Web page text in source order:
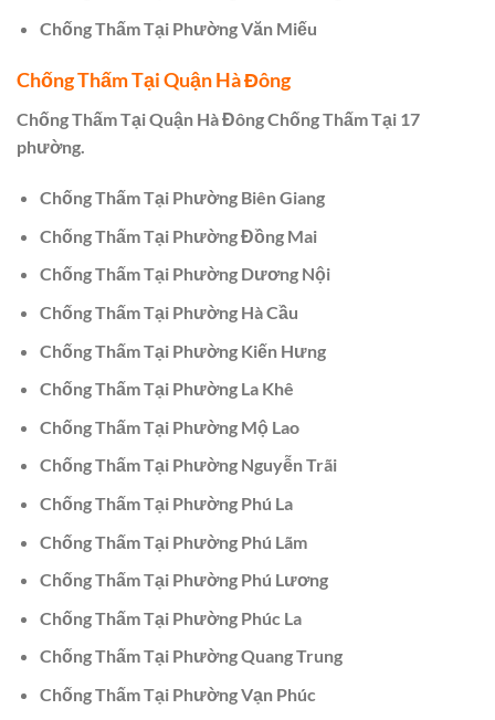
Chống Thấm Tại Phường Văn Miếu
Chống Thấm Tại Quận Hà Đông
Chống Thấm Tại Quận Hà Đông Chống Thấm Tại 17
phường.
Chống Thấm Tại Phường Biên Giang
Chống Thấm Tại Phường Đồng Mai
Chống Thấm Tại Phường Dương Nội
Chống Thấm Tại Phường Hà Cầu
Chống Thấm Tại Phường Kiến Hưng
Chống Thấm Tại Phường La Khê
Chống Thấm Tại Phường Mộ Lao
Chống Thấm Tại Phường Nguyễn Trãi
Chống Thấm Tại Phường Phú La
Chống Thấm Tại Phường Phú Lãm
Chống Thấm Tại Phường Phú Lương
Chống Thấm Tại Phường Phúc La
Chống Thấm Tại Phường Quang Trung
Chống Thấm Tại Phường Vạn Phúc